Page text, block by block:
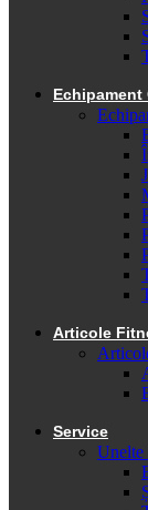
Echipament
Articole
Service
Unelte